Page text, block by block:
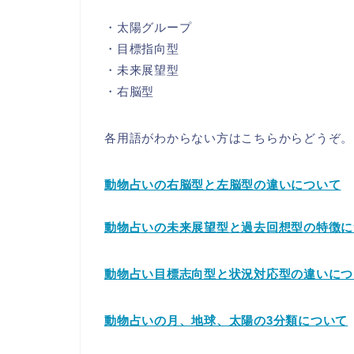
・太陽グループ
・目標指向型
・未来展望型
・右脳型
各用語がわからない方はこちらからどうぞ。
動物占いの右脳型と左脳型の違いについて
動物占いの未来展望型と過去回想型の特徴
動物占い目標志向型と状況対応型の違いに
動物占いの月、地球、太陽の3分類について